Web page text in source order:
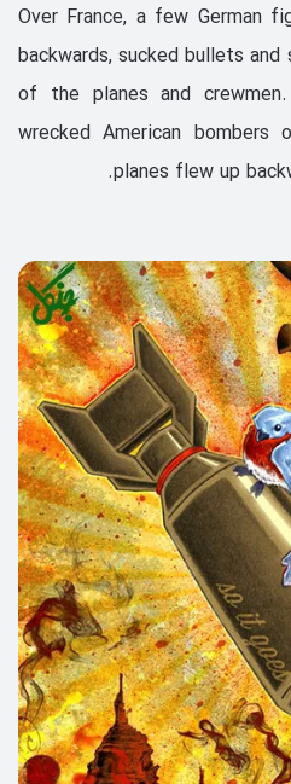
Over France, a few German
backwards, sucked bullets
of the planes and
wrecked American
planes flew up